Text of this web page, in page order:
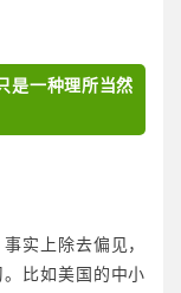
是一种理所当然
实上除去偏见，
比如美国的中小